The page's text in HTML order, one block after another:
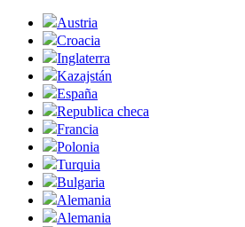
Austria
Croacia
Inglaterra
Kazajstán
España
Republica checa
Francia
Polonia
Turquia
Bulgaria
Alemania
Alemania